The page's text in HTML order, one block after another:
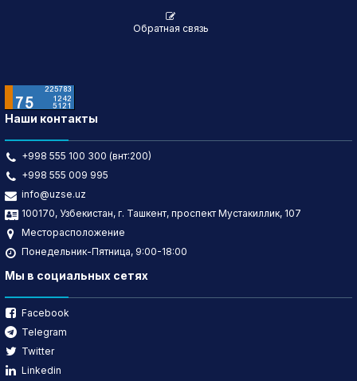
Обратная связь
Наши контакты
+998 555 100 300 (внт:200)
+998 555 009 995
info@uzse.uz
100170, Узбекистан, г. Ташкент, проспект Мустакиллик, 107
Месторасположение
Понедельник-Пятница, 9:00-18:00
Мы в социальных сетях
Facebook
Telegram
Twitter
Linkedin